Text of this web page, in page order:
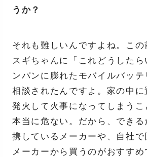
うか？
それも難しいんですよね。こ
スギちゃんに「これどうした
ンパンに膨れたモバイルバッ
相談されたんですよ。家の中に
発火して火事になってしまうこ
本当に危ない。だから、でき
携しているメーカーや、自社で
メーカーから買うのがおすすめ